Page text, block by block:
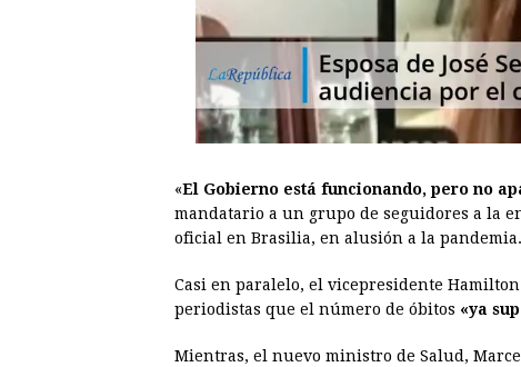
«El Gobierno está funcionando, pero no
mandatario a un grupo de seguidores a la
oficial en Brasilia, en alusión a la pandemia.
Casi en paralelo, el vicepresidente
periodistas que el número de óbitos «ya
Mientras, el nuevo ministro de Salud,